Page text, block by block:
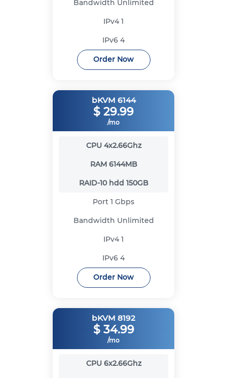
Bandwidth Unlimited
IPv41
IPv6 4
Order Now
bKVM 6144
$ 29.99
/mo
CPU 4x2.66Ghz
RAM 6144MB
RAID-10 hdd 150GB
Port 1 Gbps
Bandwidth Unlimited
IPv41
IPv6 4
Order Now
bKVM 8192
$ 34.99
/mo
CPU 6x2.66Ghz